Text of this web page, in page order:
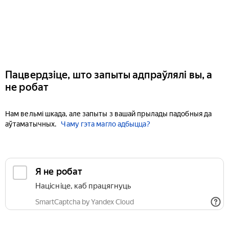
Пацвердзіце, што запыты адпраўлялі вы, а
не робат
Нам вельмі шкада, але запыты з вашай прылады падобныя да
аўтаматычных.
Чаму гэта магло адбыцца?
Я не робат
Націсніце, каб працягнуць
SmartCaptcha by Yandex Cloud